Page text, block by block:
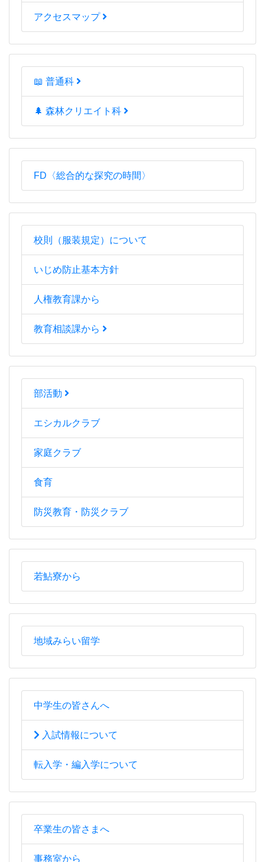
アクセスマップ
📖 普通科
🌲 森林クリエイト科
FD〈総合的な探究の時間〉
校則（服装規定）について
いじめ防止基本方針
人権教育課から
教育相談課から
部活動
エシカルクラブ
家庭クラブ
食育
防災教育・防災クラブ
若鮎寮から
地域みらい留学
中学生の皆さんへ
入試情報について
転入学・編入学について
卒業生の皆さまへ
事務室から